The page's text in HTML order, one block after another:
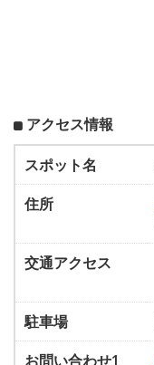
アクセス情報
スポット名
住所
交通アクセス
駐車場
お問い合わせ1